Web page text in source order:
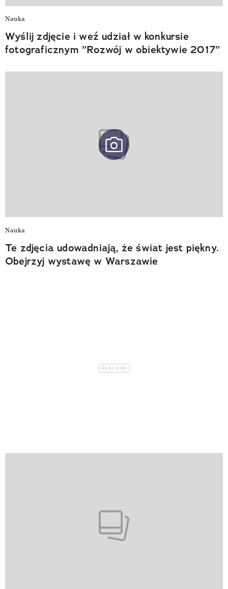
Nauka
Wyślij zdjęcie i weź udział w konkursie
fotograficznym ”Rozwój w obiektywie 2017”
Nauka
Te zdjęcia udowadniają, że świat jest piękny.
Obejrzyj wystawę w Warszawie